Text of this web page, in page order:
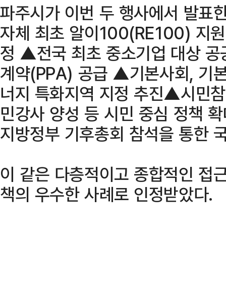
파주시가 이번 두 행사에서 발
자체 최초 알이100(RE100) 지
정 ▲전국 최초 중소기업 대상 공
계약(PPA) 공급 ▲기본사회, 기
너지 특화지역 지정 추진▲시민
민강사 양성 등 시민 중심 정책
지방정부 기후총회 참석을 통한
이 같은 다층적이고 종합적인 접
책의 우수한 사례로 인정받았다.